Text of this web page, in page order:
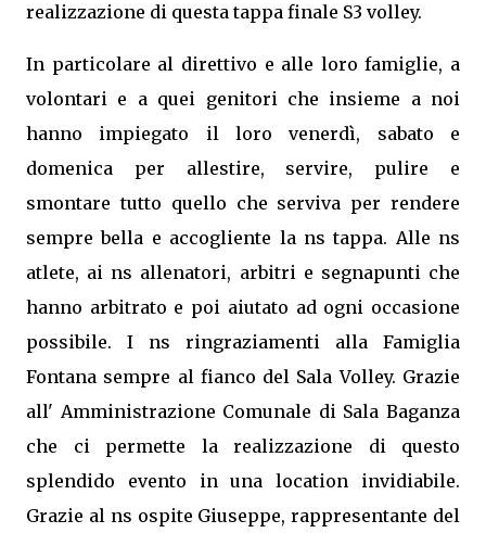
realizzazione di questa tappa finale S3 volley.
In particolare al direttivo e alle loro famiglie, a
volontari e a quei genitori che insieme a noi
hanno impiegato il loro venerdì, sabato e
domenica per allestire, servire, pulire e
smontare tutto quello che serviva per rendere
sempre bella e accogliente la ns tappa. Alle ns
atlete, ai ns allenatori, arbitri e segnapunti che
hanno arbitrato e poi aiutato ad ogni occasione
possibile. I ns ringraziamenti alla Famiglia
Fontana sempre al fianco del Sala Volley. Grazie
all' Amministrazione Comunale di Sala Baganza
che ci permette la realizzazione di questo
splendido evento in una location invidiabile.
Grazie al ns ospite Giuseppe, rappresentante del